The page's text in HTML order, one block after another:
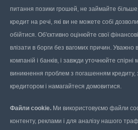
питання позики грошей, не займайте
кредит на речі, які ви не можете собі
обійтися. Об'єктивно оцінюйте свої
влізати в борги без вагомих причин. Уважно
компаній і банків, і завжди уточнюйте спірні
виникнення проблем з погашенням кредиту,
кредитором і намагайтеся домовитися.
Файли cookie. Ми використовуємо файли
контенту, реклами і для аналізу нашого